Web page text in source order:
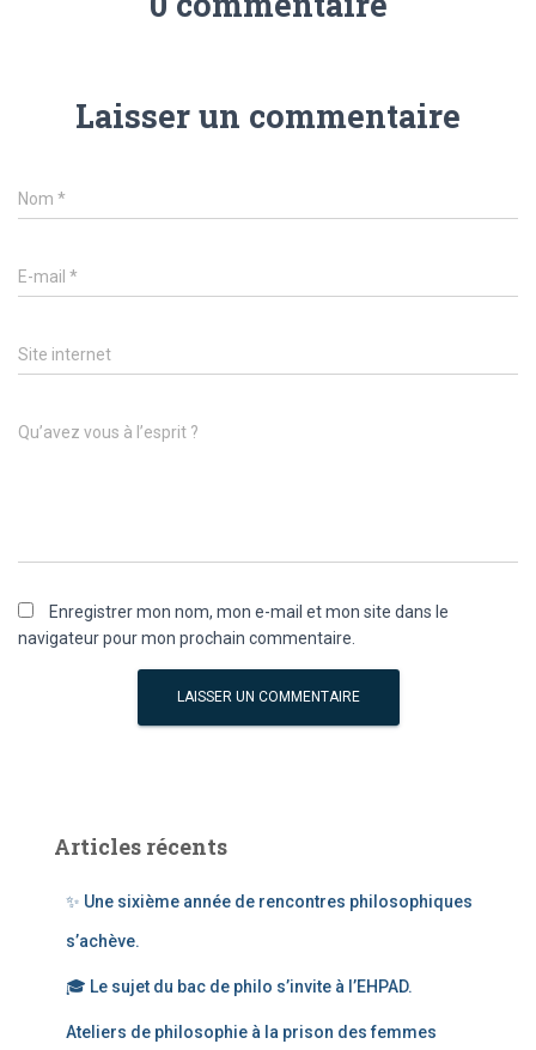
Laisser un commentaire
Nom *
E-mail *
Site internet
Qu’avez vous à l’esprit ?
Enregistrer mon nom, mon e-mail et mon site dans le
navigateur pour mon prochain commentaire.
Articles récents
✨ Une sixième année de rencontres philosophiques
s’achève.
🎓 Le sujet du bac de philo s’invite à l’EHPAD.
Ateliers de philosophie à la prison des femmes